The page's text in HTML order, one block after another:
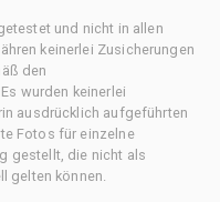
und nicht in allen
keinerlei Zusicherungen
den
wurden keinerlei
ausdrücklich aufgeführten
Fotos für einzelne
gestellt, die nicht als
gelten können.